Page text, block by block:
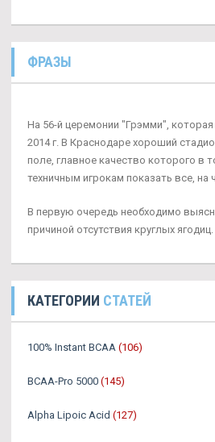
ФРАЗЫ
На 56-й церемонии "Грэмми",
2014 г. В Краснодаре хороший
поле, главное качество которого в
техничным игрокам показать все, на
В первую очередь необходимо
причиной отсутствия круглых ягодиц.
КАТЕГОРИИ СТАТЕЙ
100% Instant BCAA (106)
BCAA-Pro 5000 (145)
Alpha Lipoic Acid (127)